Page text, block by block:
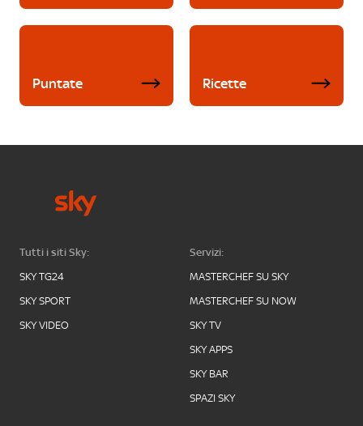
Puntate Ricette
Tutti i siti Sky:
SKY TG24
SKY SPORT
SKY VIDEO
Servizi:
MASTERCHEF SU SKY
MASTERCHEF SU NOW
SKY TV
SKY APPS
SKY BAR
SPAZI SKY